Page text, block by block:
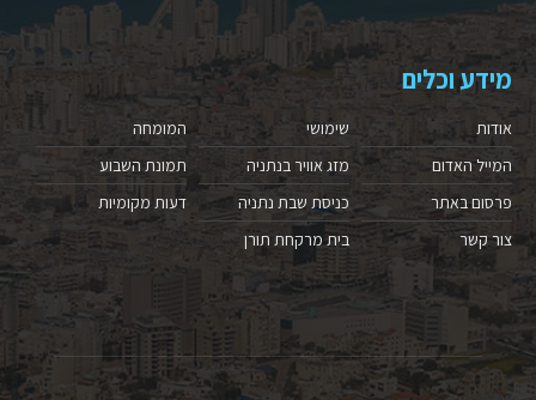
מידע וכלים
אודות
המייל האדום
פרסום באתר
צור קשר
שימושי
מזג אוויר בנתניה
כניסת שבת נתניה
בית מרקחת תורן
המומחה
תמונת השבוע
דעות מקומיות